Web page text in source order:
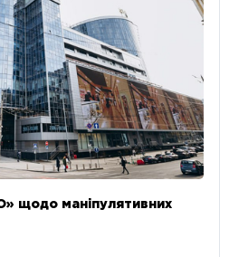
щодо маніпулятивних